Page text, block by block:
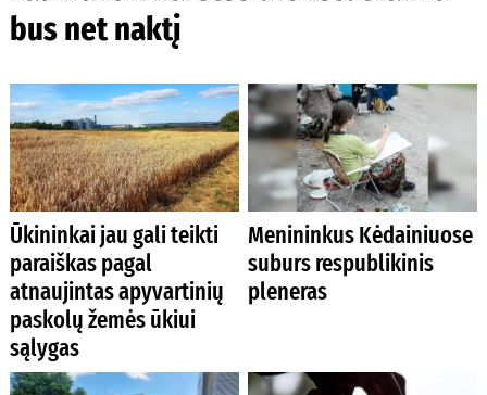
bus net naktį
Ūkininkai jau gali teikti
paraiškas pagal
atnaujintas apyvartinių
paskolų žemės ūkiui
sąlygas
Menininkus Kėdainiuose
suburs respublikinis
pleneras